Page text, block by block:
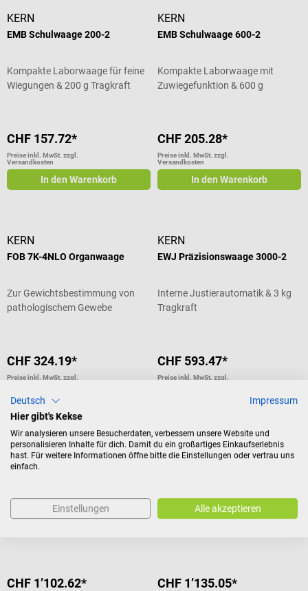
KERN
EMB Schulwaage 200-2
Kompakte Laborwaage für feine
Wiegungen & 200 g Tragkraft
CHF 157.72*
Preise inkl. MwSt. zzgl.
Versandkosten
In den Warenkorb
KERN
EMB Schulwaage 600-2
Kompakte Laborwaage mit
Zuwiegefunktion & 600 g
CHF 205.28*
Preise inkl. MwSt. zzgl.
Versandkosten
In den Warenkorb
KERN
FOB 7K-4NLO Organwaage
Zur Gewichtsbestimmung von
pathologischem Gewebe
CHF 324.19*
Preise inkl. MwSt. zzgl.
In den Warenkorb
KERN
EWJ Präzisionswaage 3000-2
Interne Justierautomatik & 3 kg
Tragkraft
CHF 593.47*
Preise inkl. MwSt. zzgl.
In den Warenkorb
KERN
Mit präzisem Stimmgabel-
CHF 1’102.62*
KERN
Mit präzisem Stimmgabel-
CHF 1’135.05*
Deutsch
Impressum
Hier gibt's Kekse
Wir analysieren unsere Besucherdaten, verbessern unsere Website und
personalisieren Inhalte für dich. Damit du ein großartiges Einkaufserlebnis
hast. Für weitere Informationen öffne bitte die Einstellungen oder vertrau uns
einfach.
Einstellungen Alle akzeptieren